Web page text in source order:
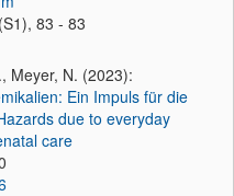
(S1), 83 - 83
Meyer, N. (2023):
Ein Impuls für die
due to everyday
care